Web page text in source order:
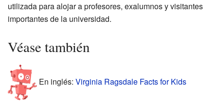
utilizada para alojar a profesores, exalumnos y visitantes
importantes de la universidad.
Véase también
En inglés: Virginia Ragsdale Facts for Kids